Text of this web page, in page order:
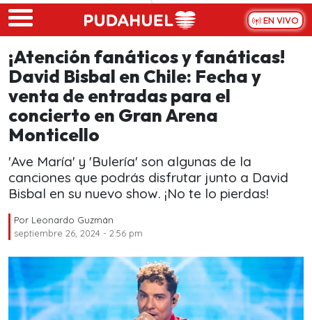
Skip to main content
EN VIVO
¡Atención fanáticos y fanáticas!
David Bisbal en Chile: Fecha y
venta de entradas para el
concierto en Gran Arena
Monticello
'Ave María' y 'Bulería' son algunas de la
canciones que podrás disfrutar junto a David
Bisbal en su nuevo show. ¡No te lo pierdas!
Por Leonardo Guzmán
septiembre 26, 2024 - 2:56 pm